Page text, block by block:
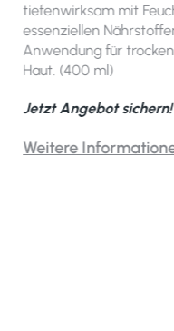
tiefenwirksam mit
essenziellen
Anwendung für
Haut. (400 ml)
Jetzt Angebot sichern!
Weitere